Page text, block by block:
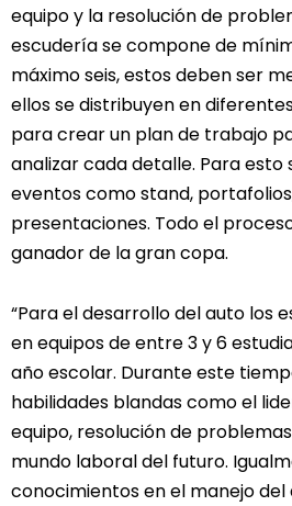
equipo y la resolución de
escudería se compone de
máximo seis, estos deben ser
ellos se distribuyen en
para crear un plan de trabajo
analizar cada detalle. Para esto
eventos como stand,
presentaciones. Todo el
ganador de la gran copa.
“Para el desarrollo del auto los
en equipos de entre 3 y 6
año escolar. Durante este
habilidades blandas como el
equipo, resolución de
mundo laboral del futuro.
conocimientos en el manejo del